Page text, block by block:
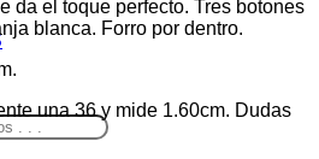
da el toque perfecto. Tres botones
blanca. Forro por dentro.
una 36 y mide 1.60cm. Dudas